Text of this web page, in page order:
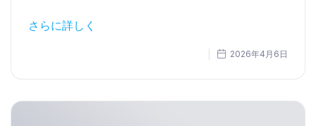
さらに詳しく
2026年4月6日